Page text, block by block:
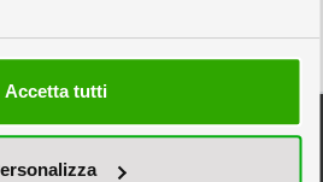
Accetta tutti